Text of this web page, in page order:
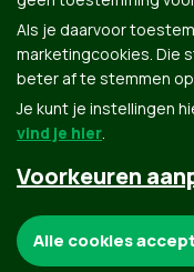
Groen.be
Als je daarvoor
marketingcookies. Die
beter af te stemmen
Je kunt je instellingen
vind je hier.
Voorkeuren
Alle cookies